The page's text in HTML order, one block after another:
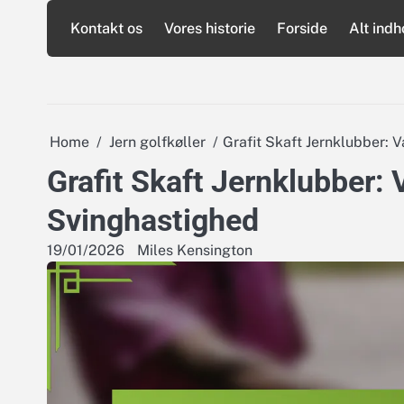
content
Kontakt os Vores historie Forside Alt
Home Jern golfkøller Grafit Skaft Jernklubber:
Grafit Skaft
Svinghastighed
19/01/2026 Miles Kensington